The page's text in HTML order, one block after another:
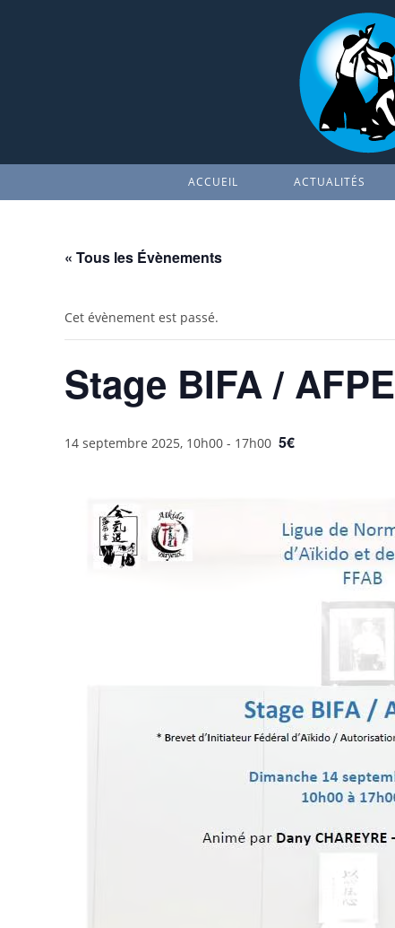
ACCUEIL ACTUALITÉS
« Tous les Évènements
Cet évènement est passé.
Stage BIFA / AFPE
14 septembre 2025, 10h00 - 17h00 5€